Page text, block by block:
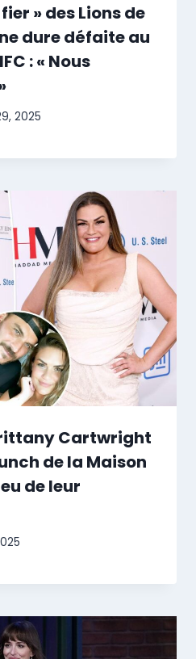
» des Lions de
dure défaite au
: « Nous
2025
Cartwright
de la Maison
de leur